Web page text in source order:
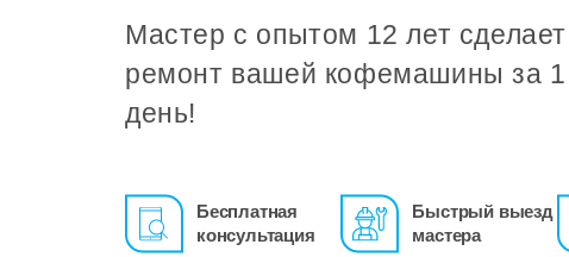
Мастер с опытом 12 лет сделает
ремонт вашей кофемашины за 1
день!
Бесплатная
консультация
Быстрый выезд
мастера